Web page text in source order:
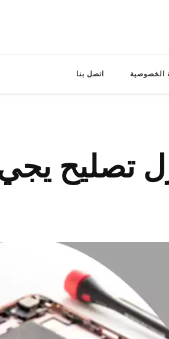
الخصوصية اتصل بنا
تصليح